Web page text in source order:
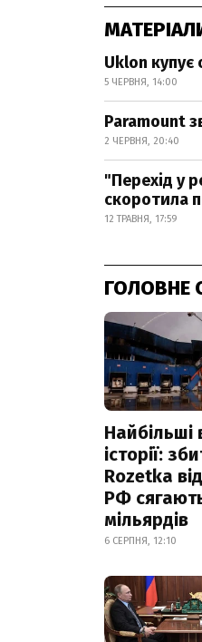
Uklon
5 ЧЕРВНЯ, 14:00
Paramount
2 ЧЕРВНЯ, 20:40
"Перехід у
скоротила
12 ТРАВНЯ, 17:59
ГОЛОВНЕ
Найбільші
історії:
Rozetka
РФ
мільярдів
6 СЕРПНЯ, 12:10